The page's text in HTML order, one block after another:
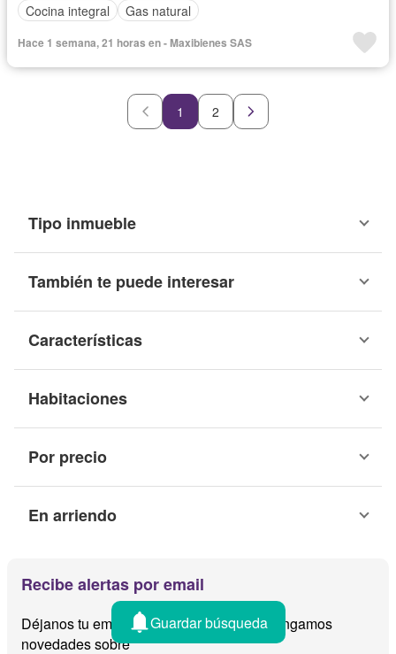
Cocina integral
Gas natural
Hace 1 semana, 21 horas en - Maxibienes SAS
1 2
Tipo inmueble
También te puede interesar
Características
Habitaciones
Por precio
En arriendo
Recibe alertas por email
Déjanos tu email y te avisamos cuando tengamos
novedades sobre
Guardar búsqueda